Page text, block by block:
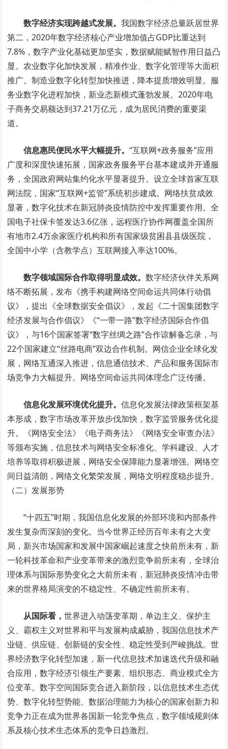
数字经济实现跨越式发展。我国数字经济总量跃居世界
第二，2020年数字经济核心产业增加值占GDP比重达到
7.8%，数字产业化基础更加坚实，数据赋能赋智作用日益凸
显。农业数字化加快发展，精准作业、数字化管理等大面积
推广。制造业数字化转型加快推进，降本提质增效明显。服
务业数字化进程加快，新业态新模式蓬勃发展。2020年电
子商务交易额达到37.21万亿元，成为居民消费的重要渠
道。
信息惠民便民水平大幅提升。“互联网+政务服务”应用
广度和深度快速拓展，国家政务服务平台基本建成并开通服
务，全国政府网站集约化水平显著提升。设立全球首家互联
网法院，国家“互联网+监管”系统初步建成。网络扶贫成效
显著，数字化技术在新冠肺炎疫情防控中发挥重要作用。全
国电子社保卡签发达3.6亿张，远程医疗协作网覆盖全国所
有地市2.4万余家医疗机构和所有国家级贫困县县级医院，
全国中小学（含教学点）互联网接入率达100%。
数字领域国际合作取得明显成效。数字经济伙伴关系网
络不断拓展，发布《携手构建网络空间命运共同体行动倡
议》，提出《全球数据安全倡议》，发起《二十国集团数字
经济发展与合作倡议》《“一带一路”数字经济国际合作倡
议》，与16个国家签署“数字丝绸之路”合作谅解备忘录，与
22个国家建立“丝路电商”双边合作机制。网信企业全球化发
展，网络互通深入推进，信息通信技术、产品和服务国际市
场竞争力大幅提升。网络空间命运共同体理念广泛传播。
信息化发展环境优化提升。信息化发展法律政策框架基
本形成，数字市场改革开放步伐加快，数字监管服务优化提
升。《网络安全法》《电子商务法》《网络安全审查办法》
等颁布实施，信息技术与网络安全标准化、学科建设、人才
培养等取得积极进展，网络安全保障能力显著增强。网络空
间日益清朗，网络文化繁荣发展，网络文明程度稳步提升。
（二）发展形势
“十四五”时期，我国信息化发展的外部环境和内部条件
发生复杂而深刻的变化。当今世界正经历百年未有之大变
局，新兴市场国家和发展中国家崛起速度之快前所未有，新
一轮科技革命和产业变革带来的激烈竞争前所未有，全球治
理体系与国际形势变化之大前所未有，新冠肺炎疫情冲击带
来的世界格局演变的不稳定性、不确定性前所未有。
从国际看，世界进入动荡变革期，单边主义、保护主
义、霸权主义对世界和平与发展构成威胁，我国信息技术产
业链、供应链、创新链的安全性、稳定性受到严峻挑战。世
界经济数字化转型加速，新一代信息技术加速迭代升级和融
合应用，数字经济引领生产要素、组织形态、商业模式全方
位变革。数字空间国际竞合进入新阶段，以信息技术生态优
势、数字化转型势能、数据治理能力为核心的国家创新力和
竞争力正在成为世界各国新一轮竞争焦点，数字领域规则体
系及核心技术生态体系的竞争日趋激烈。